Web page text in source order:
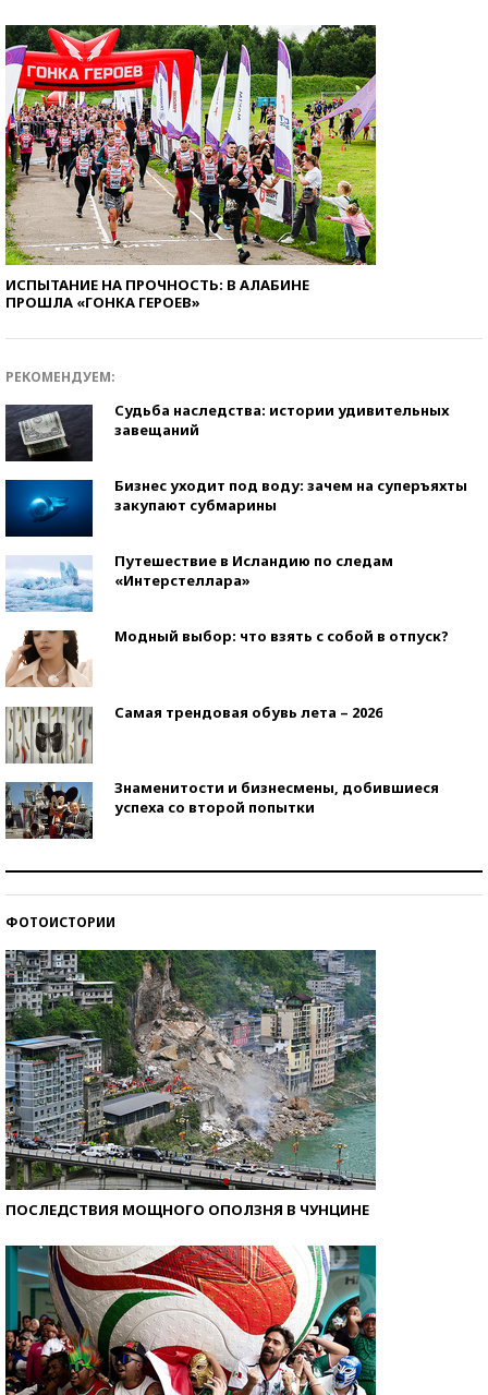
ИСПЫТАНИЕ НА ПРОЧНОСТЬ: В АЛАБИНЕ
ПРОШЛА «ГОНКА ГЕРОЕВ»
РЕКОМЕНДУЕМ:
Судьба наследства: истории удивительных
завещаний
Бизнес уходит под воду: зачем на суперъяхты
закупают субмарины
Путешествие в Исландию по следам
«Интерстеллара»
Модный выбор: что взять с собой в отпуск?
Самая трендовая обувь лета – 2026
Знаменитости и бизнесмены, добившиеся
успеха со второй попытки
ФОТОИСТОРИИ
ПОСЛЕДСТВИЯ МОЩНОГО ОПОЛЗНЯ В ЧУНЦИНЕ